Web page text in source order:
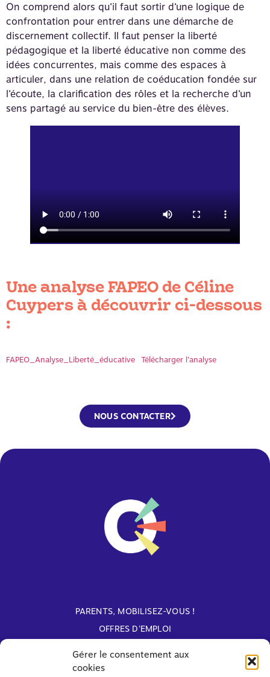
Gérer le consentement aux
cookies
On comprend alors qu’il faut sortir d’une logique de
confrontation pour entrer dans une démarche de
discernement collectif. Il faut penser la liberté
pédagogique et la liberté éducative non comme des
idées concurrentes, mais comme des espaces à
articuler, dans une relation de coéducation fondée sur
l’écoute, la clarification des rôles et la recherche d’un
sens partagé au service du bien-être des élèves.
Une analyse FAPEO de Céline
Cuypers à découvrir ci-dessous
:
FAPEO_Analyse_Liberté_éducative Télécharger l’analyse
NOUS CONTACTER
PARENTS, MOBILISEZ-VOUS !
OFFRES D'EMPLOI